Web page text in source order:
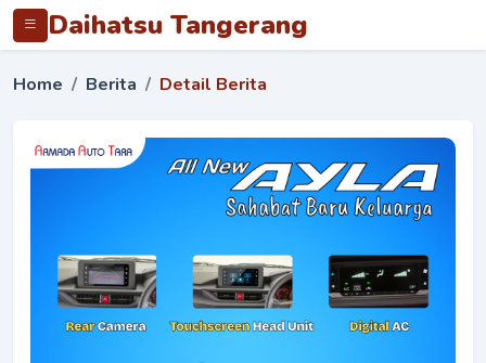
Daihatsu Tangerang
Home Berita Detail Berita